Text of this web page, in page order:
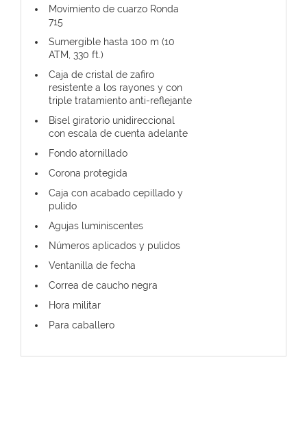
Movimiento de cuarzo Ronda
715
Sumergible hasta 100 m (10
ATM, 330 ft.)
Caja de cristal de zafiro
resistente a los rayones y con
triple tratamiento anti-reflejante
Bisel giratorio unidireccional
con escala de cuenta adelante
Fondo atornillado
Corona protegida
Caja con acabado cepillado y
pulido
Agujas luminiscentes
Números aplicados y pulidos
Ventanilla de fecha
Correa de caucho negra
Hora militar
Para caballero